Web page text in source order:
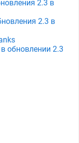
2.3 в
2.3 в
обновлении 2.3